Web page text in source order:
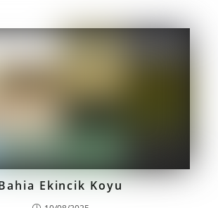
Ekincik Koyu